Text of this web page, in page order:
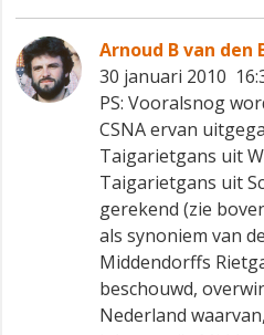
Arnoud B van den
30 januari 2010
PS: Vooralsnog
CSNA ervan
Taigarietgans uit
Taigarietgans uit
gerekend (zie
als synoniem van
Middendorffs
beschouwd,
Nederland